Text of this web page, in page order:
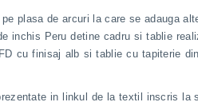
plasa de arcuri la care se adauga
inchis Peru detine cadru si tablie
cu finisaj alb si tablie cu tapiterie
in linkul de la textil inscris